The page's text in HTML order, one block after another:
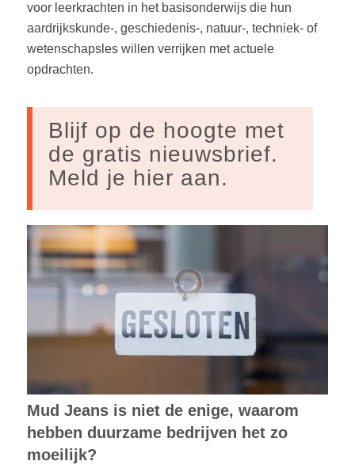
voor leerkrachten in het basisonderwijs die hun
aardrijkskunde-, geschiedenis-, natuur-, techniek- of
wetenschapsles willen verrijken met actuele
opdrachten.
Blijf op de hoogte met
de gratis nieuwsbrief.
Meld je hier aan.
Mud Jeans is niet de enige, waarom
hebben duurzame bedrijven het zo
moeilijk?